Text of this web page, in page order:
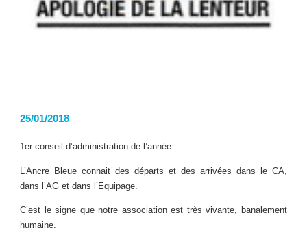
25/01/2018
1er conseil d’administration de l’année.
L’Ancre Bleue connait des départs et des arrivées dans le CA,
dans l’AG et dans l’Equipage.
C’est le signe que notre association est très vivante, banalement
humaine.